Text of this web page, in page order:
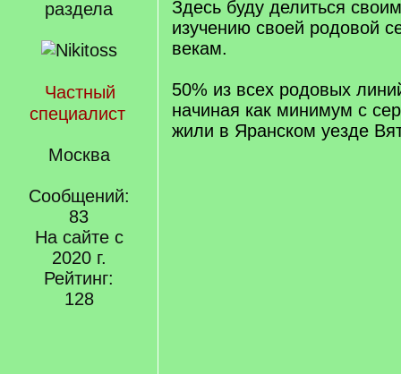
раздела
Частный
специалист
Москва
Сообщений:
83
На сайте с
2020 г.
Рейтинг:
128
Здесь буду делиться
изучению своей родовой
векам.
50% из всех родовых
начиная как минимум с
жили в Яранском уезде